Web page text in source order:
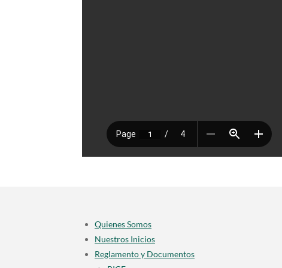
Quienes Somos
Nuestros Inicios
Reglamento y Documentos